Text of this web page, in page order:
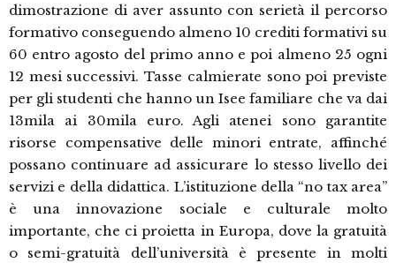
dimostrazione di aver assunto con serietà il percorso
formativo conseguendo almeno 10 crediti formativi su
60 entro agosto del primo anno e poi almeno 25 ogni
12 mesi successivi. Tasse calmierate sono poi previste
per gli studenti che hanno un Isee familiare che va dai
13mila ai 30mila euro. Agli atenei sono garantite
risorse compensative delle minori entrate, affinché
possano continuare ad assicurare lo stesso livello dei
servizi e della didattica. L’istituzione della “no tax area”
è una innovazione sociale e culturale molto
importante, che ci proietta in Europa, dove la gratuità
o semi-gratuità dell’università è presente in molti